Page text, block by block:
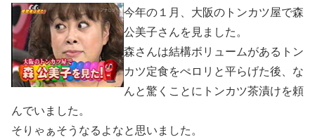
今年の１月、大阪のトンカツ屋で森
公美子さんを見ました。
森さんは結構ボリュームがあるトン
カツ定食をぺロリと平らげた後、な
んと驚くことにトンカツ茶漬けを頼
んでいました。
そりゃぁそうなるよなと思いました。